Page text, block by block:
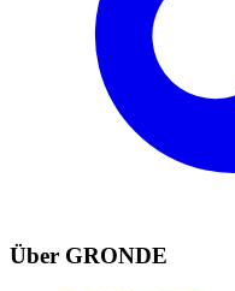
Über GRONDE